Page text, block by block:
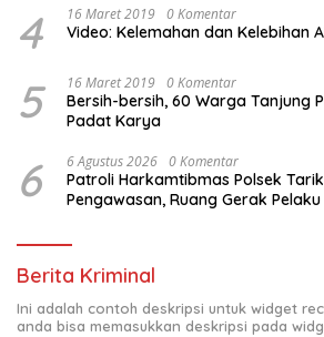
4 16 Maret 2019 0 Komentar
Video: Kelemahan dan Kelebihan
5 16 Maret 2019 0 Komentar
Bersih-bersih, 60 Warga Tanjung
Padat Karya
6 6 Agustus 2026 0 Komentar
Patroli Harkamtibmas Polsek
Pengawasan, Ruang Gerak
Berita Kriminal
Ini adalah contoh deskripsi untuk widget
anda bisa memasukkan deskripsi pada